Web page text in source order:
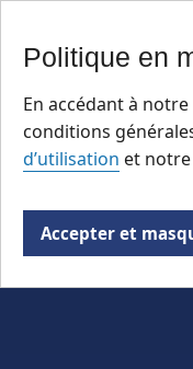
Politique en
En accédant à
conditions
d’utilisation et notre
Accepter et
Skip
main
content